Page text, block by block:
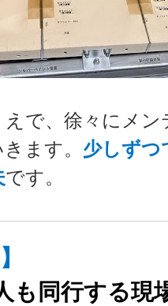
で、徐々にメ
ます。 少しずつ
です。
も同行する現